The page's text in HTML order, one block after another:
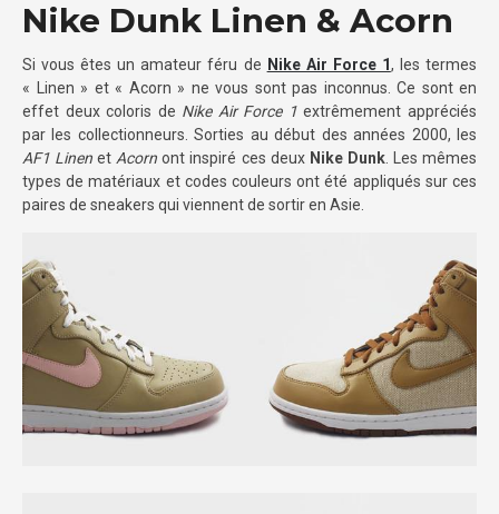
Nike Dunk Linen & Acorn
Si vous êtes un amateur féru de Nike Air Force 1, les termes
« Linen » et « Acorn » ne vous sont pas inconnus. Ce sont en
effet deux coloris de Nike Air Force 1extrêmement appréciés
par les collectionneurs. Sorties au début des années 2000, les
AF1 Linen et Acorn ont inspiré ces deux Nike Dunk. Les mêmes
types de matériaux et codes couleurs ont été appliqués sur ces
paires de sneakers qui viennent de sortir en Asie.